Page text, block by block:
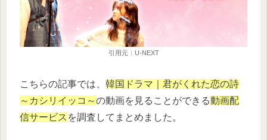
引用元：U-NEXT
こちらの記事では、 韓国ドラマ｜君がくれた恋の詩
～カシリイッコ～の動画を見ることができる動画配
信サービス を調査してまとめました。